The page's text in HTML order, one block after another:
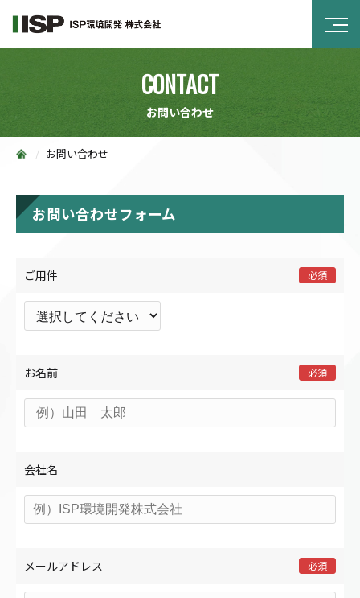
CONTACT
お問い合わせ
お問い合わせ
お問い合わせフォーム
ご用件 必須
お名前 必須
会社名
メールアドレス 必須